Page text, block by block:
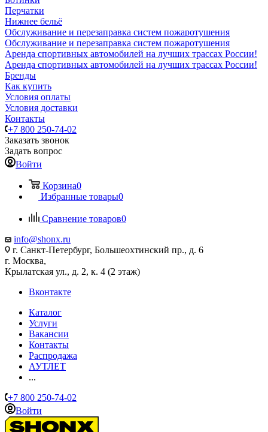
Перчатки
Нижнее бельё
Обслуживание и перезаправка систем пожаротушения
Обслуживание и перезаправка систем пожаротушения
Аренда спортивных автомобилей на лучших трассах России!
Аренда спортивных автомобилей на лучших трассах России!
Бренды
Как купить
Условия оплаты
Условия доставки
Контакты
+7 800 250-74-02
Заказать звонок
Задать вопрос
Войти
Корзина0
Избранные товары0
Сравнение товаров0
info@shonx.ru
г. Санкт-Петербург, Большеохтинский пр., д. 6
г. Москва,
Крылатская ул., д. 2, к. 4 (2 этаж)
Вконтакте
Каталог
Услуги
Вакансии
Контакты
Распродажа
АУТЛЕТ
...
+7 800 250-74-02
Войти